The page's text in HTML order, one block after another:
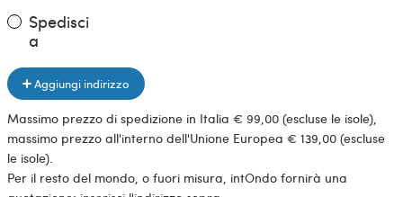
Spedisci
a
Aggiungi indirizzo
Massimo prezzo di spedizione in Italia € 99,00 (escluse le isole),
massimo prezzo all'interno dell'Unione Europea € 139,00 (escluse
le isole).
Per il resto del mondo, o fuori misura, intOndo fornirà una